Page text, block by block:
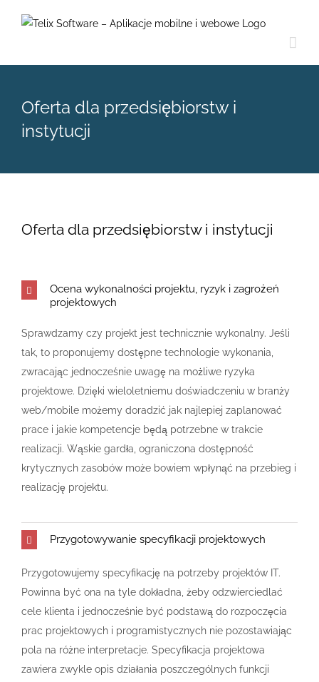
Oferta dla przedsiębiorstw i
instytucji
Oferta dla przedsiębiorstw i instytucji
Ocena wykonalności projektu, ryzyk i zagrożeń
projektowych
Sprawdzamy czy projekt jest technicznie wykonalny. Jeśli
tak, to proponujemy dostępne technologie wykonania,
zwracając jednocześnie uwagę na możliwe ryzyka
projektowe. Dzięki wieloletniemu doświadczeniu w branży
web/mobile możemy doradzić jak najlepiej zaplanować
prace i jakie kompetencje będą potrzebne w trakcie
realizacji. Wąskie gardła, ograniczona dostępność
krytycznych zasobów może bowiem wpłynąć na przebieg i
realizację projektu.
Przygotowywanie specyfikacji projektowych
Przygotowujemy specyfikację na potrzeby projektów IT.
Powinna być ona na tyle dokładna, żeby odzwierciedlać
cele klienta i jednocześnie być podstawą do rozpoczęcia
prac projektowych i programistycznych nie pozostawiając
pola na różne interpretacje. Specyfikacja projektowa
zawiera zwykle opis działania poszczególnych funkcji